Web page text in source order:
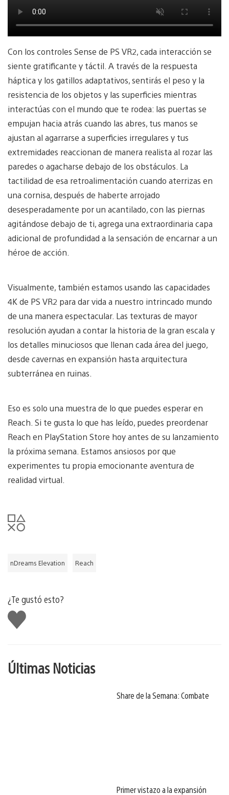
Con los controles Sense de PS VR2, cada interacción se
siente gratificante y táctil. A través de la respuesta
háptica y los gatillos adaptativos, sentirás el peso y la
resistencia de los objetos y las superficies mientras
interactúas con el mundo que te rodea: las puertas se
empujan hacia atrás cuando las abres, tus manos se
ajustan al agarrarse a superficies irregulares y tus
extremidades reaccionan de manera realista al rozar las
paredes o agacharse debajo de los obstáculos. La
tactilidad de esa retroalimentación cuando aterrizas en
una cornisa, después de haberte arrojado
desesperadamente por un acantilado, con las piernas
agitándose debajo de ti, agrega una extraordinaria capa
adicional de profundidad a la sensación de encarnar a un
héroe de acción.
Visualmente, también estamos usando las capacidades
4K de PS VR2 para dar vida a nuestro intrincado mundo
de una manera espectacular. Las texturas de mayor
resolución ayudan a contar la historia de la gran escala y
los detalles minuciosos que llenan cada área del juego,
desde cavernas en expansión hasta arquitectura
subterránea en ruinas.
Eso es solo una muestra de lo que puedes esperar en
Reach. Si te gusta lo que has leído, puedes preordenar
Reach en PlayStation Store hoy antes de su lanzamiento
la próxima semana. Estamos ansiosos por que
experimentes tu propia emocionante aventura de
realidad virtual.
nDreams Elevation Reach
¿Te gustó esto?
Me
gusta
Últimas Noticias
Share de la Semana: Combate
Primer vistazo a la expansión